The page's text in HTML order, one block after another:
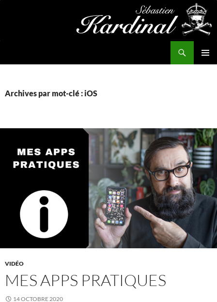
Archives par mot-clé : iOS
VIDÉO
MES APPS PRATIQUES
14 OCTOBRE 2020